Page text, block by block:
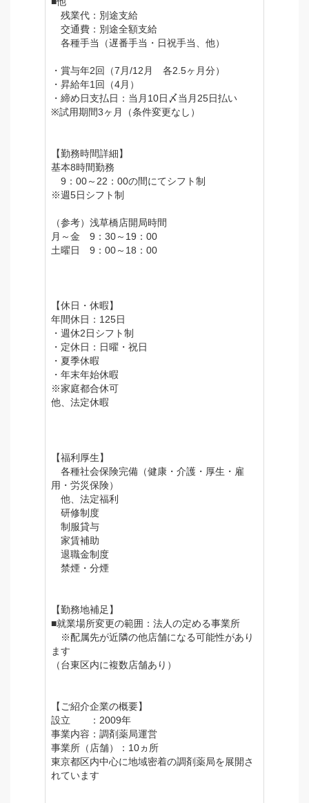
残業代：別途支給
交通費：別途全額支給
各種手当（遅番手当・日祝手当、他）
・賞与年2回（7月/12月 各2.5ヶ月分）
・昇給年1回（4月）
・締め日支払日：当月10日〆当月25日払い
※試用期間3ヶ月（条件変更なし）
【勤務時間詳細】
基本8時間勤務
9：00～22：00の間にてシフト制
※週5日シフト制
（参考）浅草橋店開局時間
月～金 9：30～19：00
土曜日 9：00～18：00
【休日・休暇】
年間休日：125日
・週休2日シフト制
・定休日：日曜・祝日
・夏季休暇
・年末年始休暇
※家庭都合休可
他、法定休暇
【福利厚生】
各種社会保険完備（健康・介護・厚生・雇
用・労災保険）
他、法定福利
研修制度
制服貸与
家賃補助
退職金制度
禁煙・分煙
【勤務地補足】
■就業場所変更の範囲：法人の定める事業所
※配属先が近隣の他店舗になる可能性があり
ます
（台東区内に複数店舗あり）
【ご紹介企業の概要】
設立 ：2009年
事業内容：調剤薬局運営
事業所（店舗）：10ヵ所
東京都区内中心に地域密着の調剤薬局を展開さ
れています